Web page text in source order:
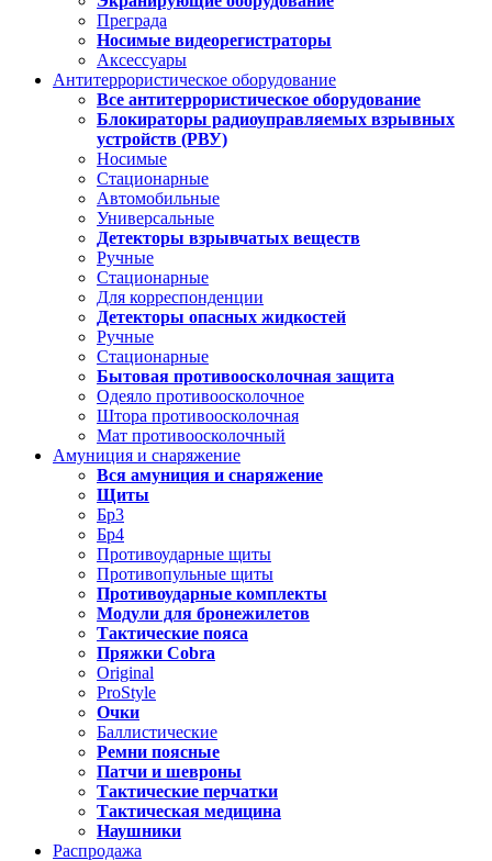
Преграда
Носимые видеорегистраторы
Аксессуары
Антитеррористическое оборудование
Все антитеррористическое оборудование
Блокираторы радиоуправляемых взрывных
устройств (РВУ)
Носимые
Стационарные
Автомобильные
Универсальные
Детекторы взрывчатых веществ
Ручные
Стационарные
Для корреспонденции
Детекторы опасных жидкостей
Ручные
Стационарные
Бытовая противоосколочная защита
Одеяло противоосколочное
Штора противоосколочная
Мат противоосколочный
Амуниция и снаряжение
Вся амуниция и снаряжение
Щиты
Бр3
Бр4
Противоударные щиты
Противопульные щиты
Противоударные комплекты
Модули для бронежилетов
Тактические пояса
Пряжки Cobra
Original
ProStyle
Очки
Баллистические
Ремни поясные
Патчи и шевроны
Тактические перчатки
Тактическая медицина
Наушники
Распродажа